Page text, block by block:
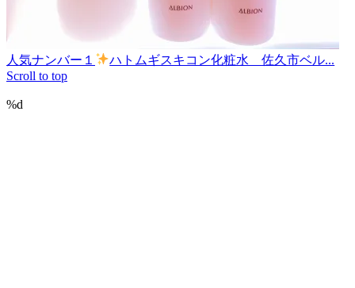
人気ナンバー１
ハトムギスキコン化粧水 佐久市ベル...
Scroll to top
%d